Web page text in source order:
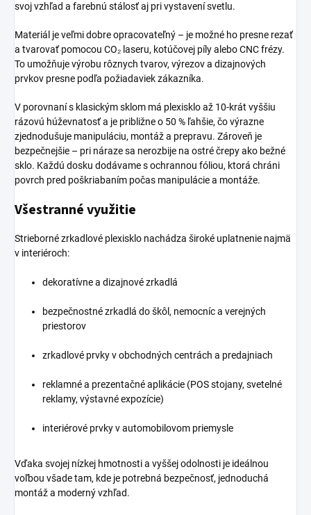
svoj vzhľad a farebnú stálosť aj pri vystavení svetlu.
Materiál je veľmi dobre opracovateľný – je možné ho presne rezať
a tvarovať pomocou CO₂ laseru, kotúčovej píly alebo CNC frézy.
To umožňuje výrobu rôznych tvarov, výrezov a dizajnových
prvkov presne podľa požiadaviek zákazníka.
V porovnaní s klasickým sklom má plexisklo až 10-krát vyššiu
rázovú húževnatosť a je približne o 50 % ľahšie, čo výrazne
zjednodušuje manipuláciu, montáž a prepravu. Zároveň je
bezpečnejšie – pri náraze sa nerozbije na ostré črepy ako bežné
sklo. Každú dosku dodávame s ochrannou fóliou, ktorá chráni
povrch pred poškriabaním počas manipulácie a montáže.
Všestranné využitie
Strieborné zrkadlové plexisklo nachádza široké uplatnenie najmä
v interiéroch:
dekoratívne a dizajnové zrkadlá
bezpečnostné zrkadlá do škôl, nemocníc a verejných
priestorov
zrkadlové prvky v obchodných centrách a predajniach
reklamné a prezentačné aplikácie (POS stojany, svetelné
reklamy, výstavné expozície)
interiérové prvky v automobilovom priemysle
Vďaka svojej nízkej hmotnosti a vyššej odolnosti je ideálnou
voľbou všade tam, kde je potrebná bezpečnosť, jednoduchá
montáž a moderný vzhľad.